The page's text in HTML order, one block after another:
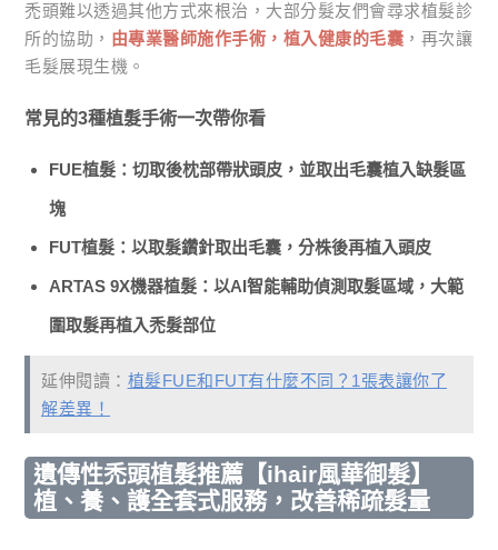
禿頭難以透過其他方式來根治，大部分髮友們會尋求植髮診
所的協助， 由專業醫師施作手術，植入健康的毛囊 ，再次讓
毛髮展現生機。
常見的3種植髮手術一次帶你看
FUE植髮：切取後枕部帶狀頭皮，並取出毛囊植入缺髮區
塊
FUT植髮：以取髮鑽針取出毛囊，分株後再植入頭皮
ARTAS 9X機器植髮：以AI智能輔助偵測取髮區域，大範
圍取髮再植入禿髮部位
延伸閱讀： 植髮FUE和FUT有什麼不同？1張表讓你了
解差異！
遺傳性禿頭植髮推薦【ihair風華御髮】
植、養、護全套式服務，改善稀疏髮量